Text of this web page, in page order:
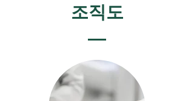
조직도